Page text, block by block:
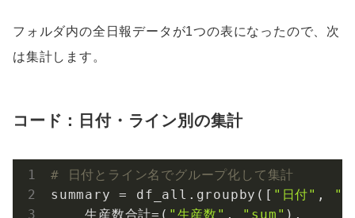
フォルダ内の全日報データが1つの表になったので、次
は集計します。
コード：日付・ライン別の集計
# 日付とライン名でグループ化して集計
summary = df_all.groupby([ "日付" ,
"
    生産数合計=(
"生産数" , "sum" ),